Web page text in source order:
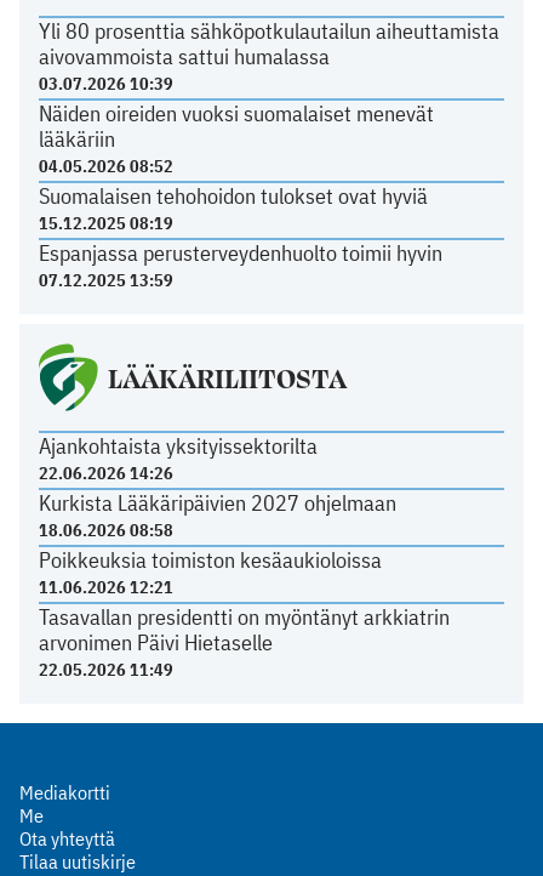
Yli 80 prosenttia sähköpotkulautailun aiheuttamista
aivovammoista sattui humalassa
03.07.2026 10:39
Näiden oireiden vuoksi suomalaiset menevät
lääkäriin
04.05.2026 08:52
Suomalaisen tehohoidon tulokset ovat hyviä
15.12.2025 08:19
Espanjassa perusterveydenhuolto toimii hyvin
07.12.2025 13:59
LÄÄKÄRILIITOSTA
Ajankohtaista yksityissektorilta
22.06.2026 14:26
Kurkista Lääkäripäivien 2027 ohjelmaan
18.06.2026 08:58
Poikkeuksia toimiston kesäaukioloissa
11.06.2026 12:21
Tasavallan presidentti on myöntänyt arkkiatrin
arvonimen Päivi Hietaselle
22.05.2026 11:49
Mediakortti
Me
Ota yhteyttä
Tilaa uutiskirje